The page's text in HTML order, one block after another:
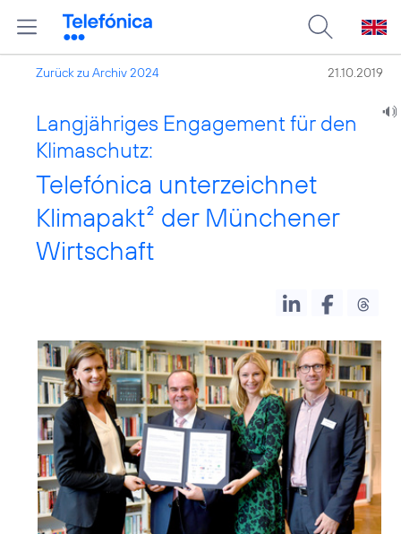
Zurück zu Archiv 2024 21.10.2019
Langjähriges Engagement für den
Klimaschutz:
Telefónica unterzeichnet
Klimapakt² der Münchener
Wirtschaft